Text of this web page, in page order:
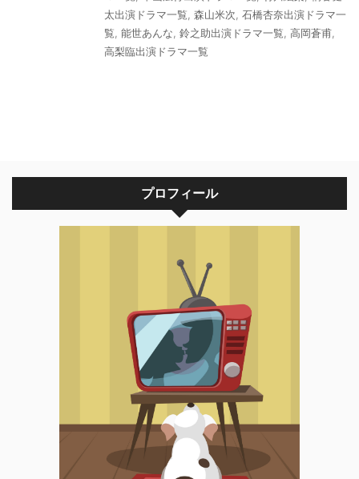
太出演ドラマ一覧 森山米次 石橋杏奈出演ドラマ一
覧 能世あんな 鈴之助出演ドラマ一覧 高岡蒼甫
高梨臨出演ドラマ一覧
プロフィール